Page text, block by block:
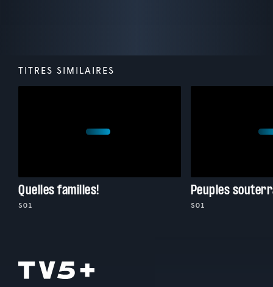
TITRES SIMILAIRES
Quelles familles!
S01
Peuples
S01